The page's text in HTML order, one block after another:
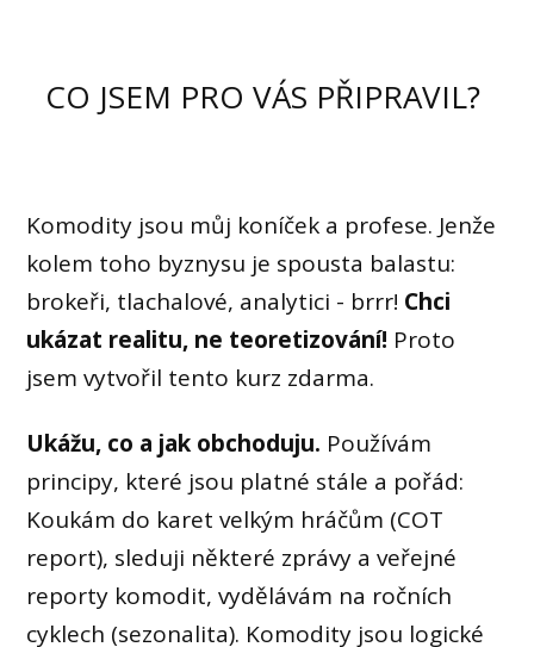
CO JSEM PRO VÁS PŘIPRAVIL?
Komodity jsou můj koníček a profese. Jenže
kolem toho byznysu je spousta balastu:
brokeři, tlachalové, analytici - brrr! Chci
ukázat realitu, ne teoretizování! Proto
jsem vytvořil tento kurz zdarma.
Ukážu, co a jak obchoduju. Používám
principy, které jsou platné stále a pořád:
Koukám do karet velkým hráčům (COT
report), sleduji některé zprávy a veřejné
reporty komodit, vydělávám na ročních
cyklech (sezonalita). Komodity jsou logické